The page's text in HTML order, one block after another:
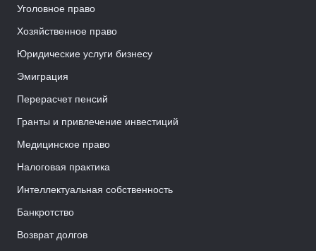
Уголовное право
Хозяйственное право
Юридические услуги бизнесу
Эмиграция
Перерасчет пенсий
Гранты и привлечение инвестиций
Медицинское право
Налоговая практика
Интеллектуальная собственность
Банкротство
Возврат долгов